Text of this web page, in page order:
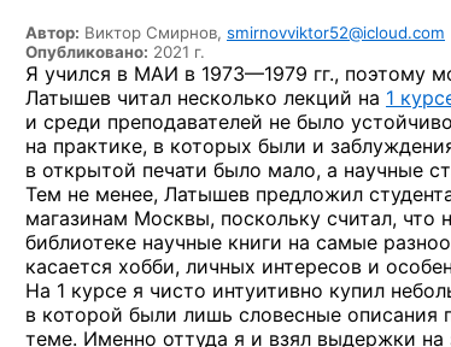
Автор: Виктор Смирнов, smirnovviktor52@icloud.com
Опубликовано: 2021 г.
Я учился в МАИ в 1973—1979 гг., поэтому
Латышев читал несколько лекций на 1
и среди преподавателей не было
на практике, в которых были и
в открытой печати было мало, а научные
Тем не менее, Латышев предложил
магазинам Москвы, поскольку считал,
библиотеке научные книги на самые
касается хобби, личных интересов и
На 1 курсе я чисто интуитивно купил
в которой были лишь словесные описания
теме. Именно оттуда я и взял выдержки